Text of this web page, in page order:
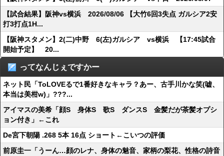
【試合結果】阪神vs横浜 2026/08/06 【大竹6回3失点 ガルシア2安
打3打点1H...
【阪神スタメン】2(二)中野 6(左)ガルシア vs横浜 【17:45試合
開始予定】 20...
ってなんじぇですかー
ネット民「ToLOVEるで1番好きなキャラ？あー、古手川かな笑(嘘、
本当は美柑w)」???...
アイマスの美希「顔S 身体S 歌S ダンスS 金髪だが茶髪オプシ
ョン付き」←これ
De宮下朝陽 .268 5本 16点 ショート←こいつの評価
前原圭一「うーん…顔のレナ、身体の魅音、家柄の梨花、性格の詩音